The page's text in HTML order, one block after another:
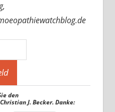
den
J. Becker. Danke: